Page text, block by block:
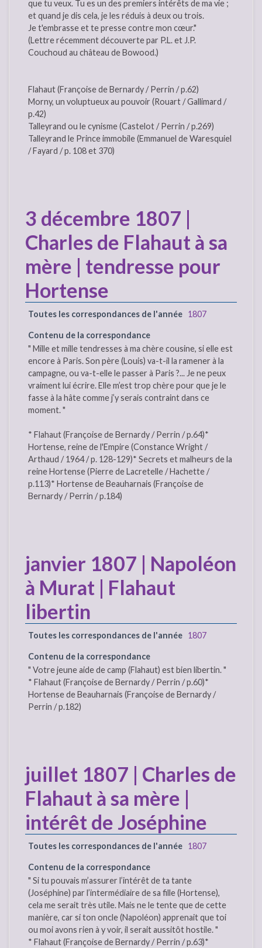
que tu veux. Tu es un des premiers intérêts de ma vie ;
et quand je dis cela, je les réduis à deux ou trois.
Je t'embrasse et te presse contre mon cœur."
(Lettre récemment découverte par P.L. et J.P.
Couchoud au château de Bowood.)
Flahaut (Françoise de Bernardy / Perrin / p.62)
Morny, un voluptueux au pouvoir (Rouart / Gallimard /
p.42)
Talleyrand ou le cynisme (Castelot / Perrin / p.269)
Talleyrand le Prince immobile (Emmanuel de Waresquiel
/ Fayard / p. 108 et 370)
3 décembre 1807 |
Charles de Flahaut à sa
mère | tendresse pour
Hortense
Toutes les correspondances de l'année 1807
Contenu de la correspondance
" Mille et mille tendresses à ma chère cousine, si elle est
encore à Paris. Son père (Louis) va-t-il la ramener à la
campagne, ou va-t-elle le passer à Paris ?... Je ne peux
vraiment lui écrire. Elle m’est trop chère pour que je le
fasse à la hâte comme j’y serais contraint dans ce
moment. "
* Flahaut (Françoise de Bernardy / Perrin / p.64)*
Hortense, reine de l'Empire (Constance Wright /
Arthaud / 1964 / p. 128-129)* Secrets et malheurs de la
reine Hortense (Pierre de Lacretelle / Hachette /
p.113)* Hortense de Beauharnais (Françoise de
Bernardy / Perrin / p.184)
janvier 1807 | Napoléon
à Murat | Flahaut
libertin
Toutes les correspondances de l'année 1807
Contenu de la correspondance
" Votre jeune aide de camp (Flahaut) est bien libertin. "
* Flahaut (Françoise de Bernardy / Perrin / p.60)*
Hortense de Beauharnais (Françoise de Bernardy /
Perrin / p.182)
juillet 1807 | Charles de
Flahaut à sa mère |
intérêt de Joséphine
Toutes les correspondances de l'année 1807
Contenu de la correspondance
" Si tu pouvais m’assurer l’intérêt de ta tante
(Joséphine) par l’intermédiaire de sa fille (Hortense),
cela me serait très utile. Mais ne le tente que de cette
manière, car si ton oncle (Napoléon) apprenait que toi
ou moi avons rien à y voir, il serait aussitôt hostile. "
* Flahaut (Françoise de Bernardy / Perrin / p.63)*